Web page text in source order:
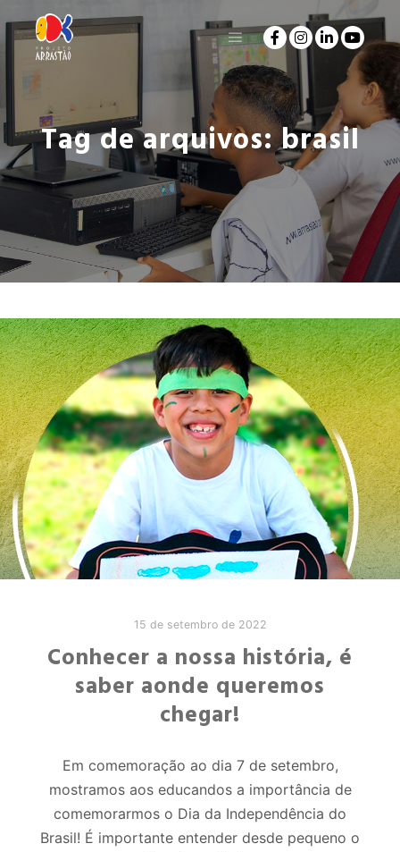
Tag de arquivos:brasil
15 de setembro de 2022
Conhecer a nossa história, é
saber aonde queremos
chegar!
Em comemoração ao dia 7 de setembro,
mostramos aos educandos a importância de
comemorarmos o Dia da Independência do
Brasil! É importante entender desde pequeno o